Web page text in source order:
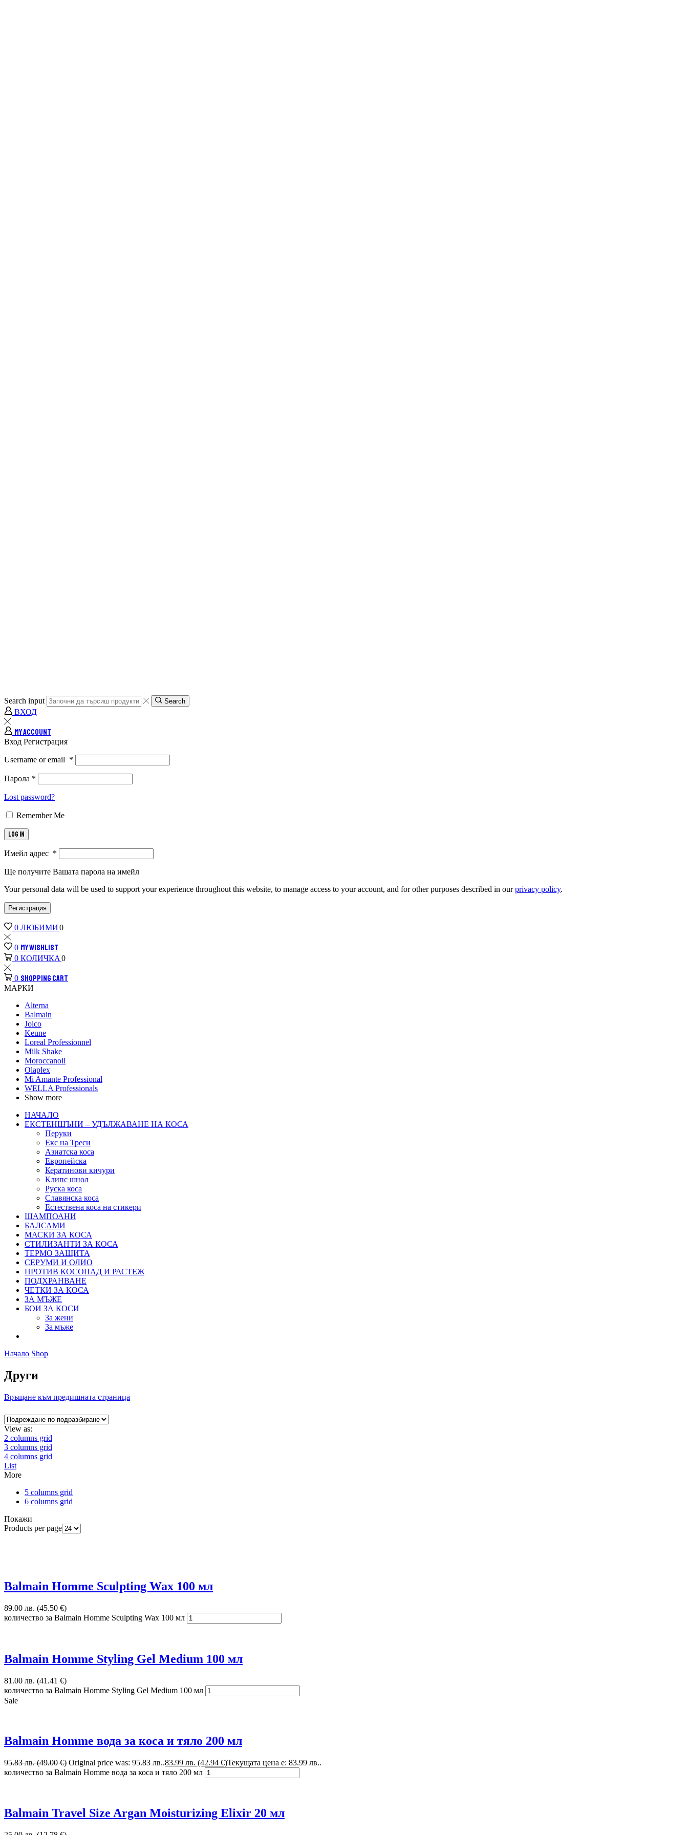
Search input Search
ВХОД
MY ACCOUNT
Вход Регистрация
Username or email *
Парола *
Lost password?
Remember Me
Log in
Имейл адрес *
Ще получите Вашата парола на имейл
Your personal data will be used to support your experience throughout this website, to manage access to your account, and for other purposes described in ourprivacy policy.
Регистрация
0 ЛЮБИМИ0
0 MY WISHLIST
0 КОЛИЧКА0
0 SHOPPING CART
МАРКИ
Alterna
Balmain
Joico
Keune
Loreal Рrofessionnel
Milk Shake
Moroccanoil
Olaplex
Mi Amante Professional
WELLA Professionals
Show more
НАЧАЛО
ЕКСТЕНШЪНИ – УДЪЛЖАВАНЕ НА КОСА
Перуки
Екс на Треси
Азиатска коса
Европейска
Кератинови кичури
Клипс шнол
Руска коса
Славянска коса
Естествена коса на стикери
ШАМПОАНИ
БАЛСАМИ
МАСКИ ЗА КОСА
СТИЛИЗАНТИ ЗА КОСА
ТЕРМО ЗАЩИТА
СЕРУМИ И ОЛИО
ПРОТИВ КОСОПАД И РАСТЕЖ
ПОДХРАНВАНЕ
ЧЕТКИ ЗА КОСА
ЗА МЪЖЕ
БОИ ЗА КОСИ
За жени
За мъже
Начало Shop
Други
Връщане към предишната страница
View as:
2 columns grid
3 columns grid
4 columns grid
List
More
5 columns grid
6 columns grid
Покажи
Products per page
Balmain Homme Sculpting Wax 100 мл
89.00 лв. (45.50 €)
количество за Balmain Homme Sculpting Wax 100 мл
Balmain Homme Styling Gel Medium 100 мл
81.00 лв. (41.41 €)
количество за Balmain Homme Styling Gel Medium 100 мл
Sale
Balmain Homme вода за коса и тяло 200 мл
95.83 лв. (49.00 €) Original price was: 95.83 лв..83.99 лв. (42.94 €)Текущата цена е: 83.99 лв..
количество за Balmain Homme вода за коса и тяло 200 мл
Balmain Travel Size Argan Moisturizing Elixir 20 мл